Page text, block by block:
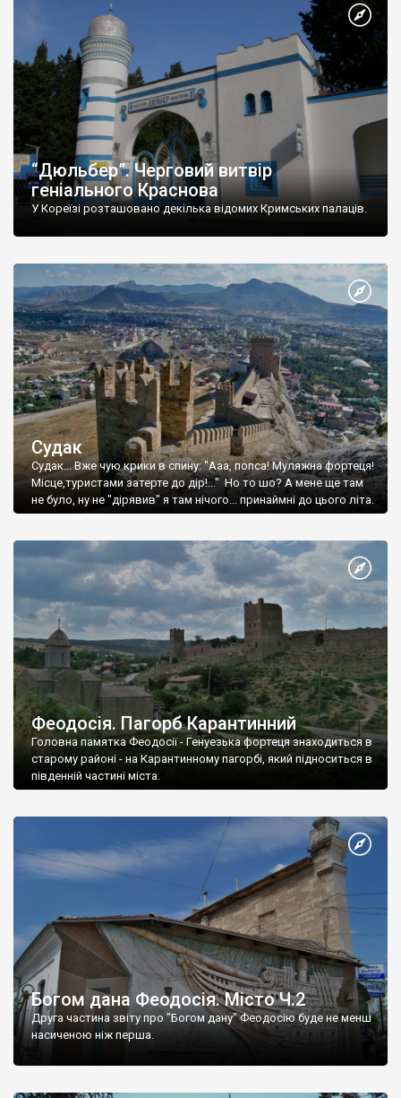
“Дюльбер”. Черговий витвір
геніального Краснова
У Кореїзі розташовано декілька відомих Кримських палаців.
Судак
Судак... Вже чую крики в спину: "Ааа, попса! Муляжна фортеця!
Місце,туристами затерте до дір!..." Но то шо? А мене ще там
не було, ну не "дірявив" я там нічого... принаймні до цього літа.
Феодосія. Пагорб Карантинний
Головна памятка Феодосії - Генуезька фортеця знаходиться в
старому районі - на Карантинному пагорбі, який підноситься в
південній частині міста.
Богом дана Феодосія. Місто Ч.2
Друга частина звіту про "Богом дану" Феодосію буде не менш
насиченою ніж перша.